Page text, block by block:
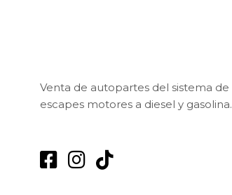
Venta de autopartes del sistema de
escapes motores a diesel y gasolina.